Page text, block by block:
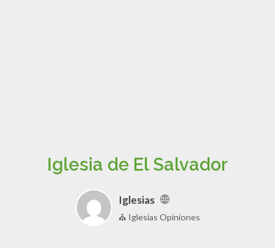
Iglesia de El Salvador
Iglesias
⛪ Iglesias Opiniones